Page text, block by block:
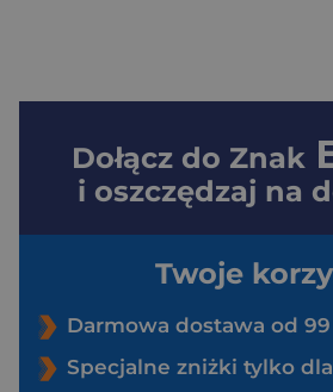
Dołącz do Znak
i oszczędzaj na
Twoje
Darmowa dostawa od 99
Specjalne zniżki tylko